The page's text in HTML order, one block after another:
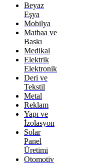
Beyaz
Eşya
Mobilya
Matbaa ve
Baskı
Medikal
Elektrik
Elektronik
Deri ve
Tekstil
Metal
Reklam
Yapı ve
İzolasyon
Solar
Panel
Üretimi
Otomotiv